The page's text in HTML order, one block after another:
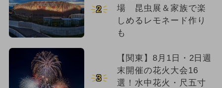
2
場 昆虫展＆家族で楽
しめるレモネード作り
も
3
【関東】8月1日・2日週
末開催の花火大会16
選！水中花火・尺五寸